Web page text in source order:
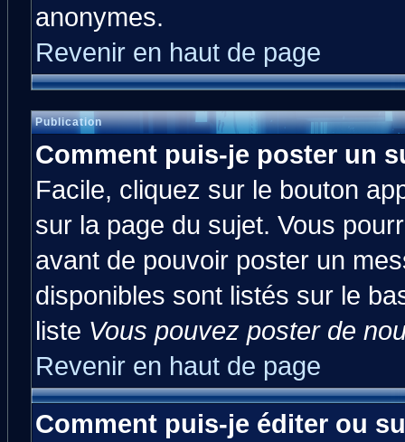
anonymes.
Revenir en haut de page
Publication
Comment puis-je poster un
Facile, cliquez sur le bouton
sur la page du sujet. Vous
avant de pouvoir poster un
disponibles sont listés sur le
liste Vous pouvez poster de
Revenir en haut de page
Comment puis-je éditer ou